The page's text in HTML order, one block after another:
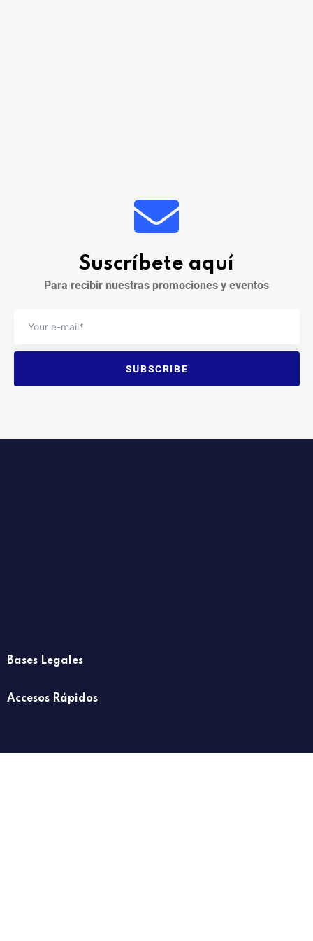
Suscríbete aquí
Para recibir nuestras promociones y eventos
SUBSCRIBE
Bases Legales
Accesos Rápidos